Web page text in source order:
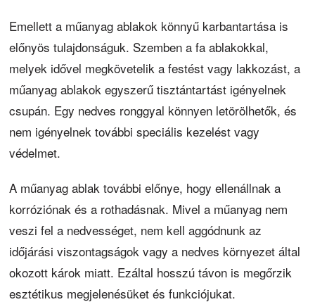
Emellett a műanyag ablakok könnyű karbantartása is
előnyös tulajdonságuk. Szemben a fa ablakokkal,
melyek idővel megkövetelik a festést vagy lakkozást, a
műanyag ablakok egyszerű tisztántartást igényelnek
csupán. Egy nedves ronggyal könnyen letörölhetők, és
nem igényelnek további speciális kezelést vagy
védelmet.
A műanyag ablak további előnye, hogy ellenállnak a
korróziónak és a rothadásnak. Mivel a műanyag nem
veszi fel a nedvességet, nem kell aggódnunk az
időjárási viszontagságok vagy a nedves környezet által
okozott károk miatt. Ezáltal hosszú távon is megőrzik
esztétikus megjelenésüket és funkciójukat.